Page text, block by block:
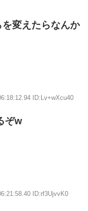
変えたらなんか
ID:Lv+wXcu40
ぞw
ID:rf3UjvvK0